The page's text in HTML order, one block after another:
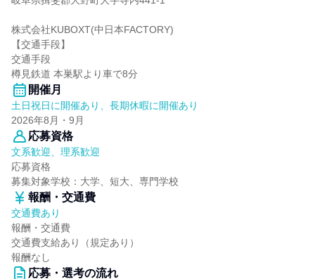
株式会社KUBOXT(中日本FACTORY)
【交通手段】
交通手段
樽見鉄道 本巣駅より車で8分
開催月
土日祝日に開催あり、長期休暇に開催あり
2026年8月・9月
応募資格
文系歓迎、理系歓迎
応募資格
募集対象学校：大学、短大、専門学校
報酬・交通費
交通費あり
報酬・交通費
交通費支給あり（規定あり）
報酬なし
応募・選考の流れ